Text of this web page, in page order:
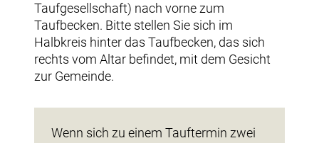
Taufgesellschaft) nach vorne zum
Taufbecken. Bitte stellen Sie sich im
Halbkreis hinter das Taufbecken, das sich
rechts vom Altar befindet, mit dem Gesicht
zur Gemeinde.
Wenn sich zu einem Tauftermin zwei